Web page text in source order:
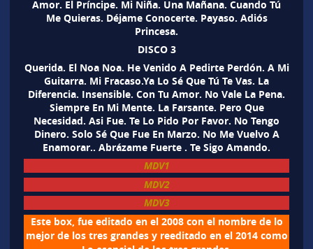
Amor. El Príncipe. Mi Niña. Una Mañana. Cuando Tú
Me Quieras. Déjame Conocerte. Payaso. Adiós
Princesa.
DISCO 3
Querida. El Noa Noa. He Venido A Pedirte Perdón. A Mi
Guitarra. Mi Fracaso.Ya Lo Sé Que Tú Te Vas. La
Diferencia. Insensible. Con Tu Amor. No Vale La Pena.
Siempre En Mi Mente. La Farsante. Pero Que
Necesidad. Asi Fue. Te Lo Pido Por Favor. No Tengo
Dinero. Solo Sé Que Fue En Marzo. No Me Vuelvo A
Enamorar.. Abrázame Fuerte . Te Sigo Amando.
MDV1
MDV2
MDV3
Este box, fue editado en el 2008 con el nombre de lo
mejor de los tres grandes y reeditado en el 2014 como